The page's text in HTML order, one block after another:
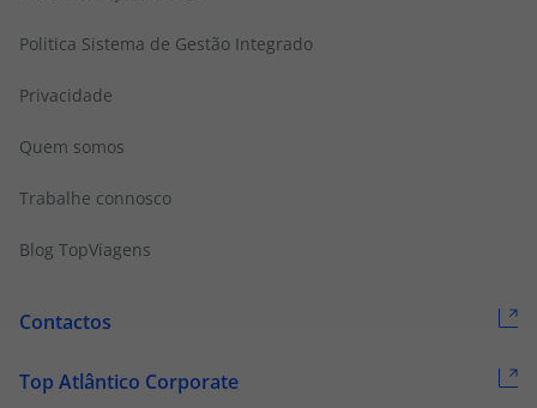
Politica Sistema de Gestão Integrado
Privacidade
Quem somos
Trabalhe connosco
Blog TopViagens
Contactos
Top Atlântico Corporate